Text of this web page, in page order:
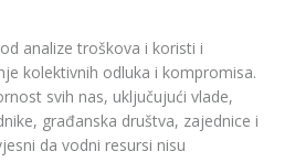
analize troškova i koristi i
kolektivnih odluka i kompromisa.
svih nas, uključujući vlade,
građanska društva, zajednice i
da vodni resursi nisu